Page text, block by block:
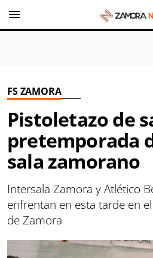
menu
FS ZAMORA
Pistoletazo de
pretemporada
sala zamorano
Intersala Zamora y Atlético
enfrentan en esta tarde en
de Zamora